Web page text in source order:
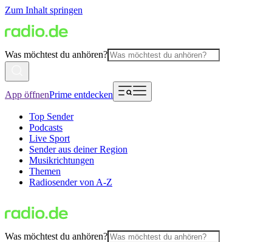
Zum Inhalt springen
Was möchtest du anhören?
App öffnenPrime entdecken
Top Sender
Podcasts
Live Sport
Sender aus deiner Region
Musikrichtungen
Themen
Radiosender von A-Z
Was möchtest du anhören?